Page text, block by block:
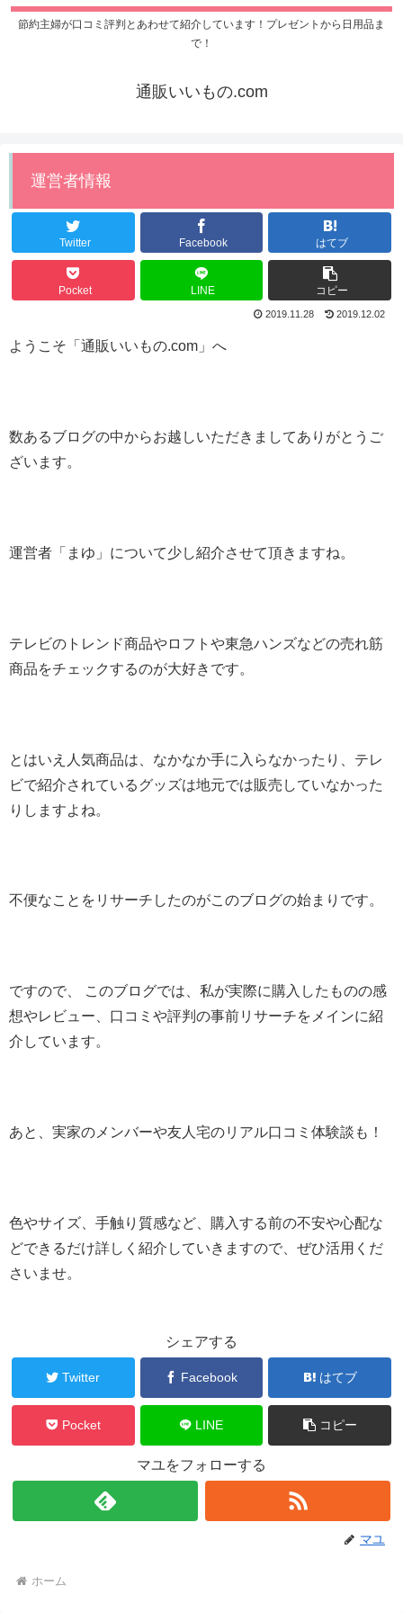
節約主婦が口コミ評判とあわせて紹介しています！プレゼントから日用品ま
で！
通販いいもの.com
運営者情報
Twitter Facebook はてブ
Pocket LINE コピー
2019.11.28 2019.12.02
ようこそ「通販いいもの.com」へ
数あるブログの中からお越しいただきましてありがとうご
ざいます。
運営者「まゆ」について少し紹介させて頂きますね。
テレビのトレンド商品やロフトや東急ハンズなどの売れ筋
商品をチェックするのが大好きです。
とはいえ人気商品は、なかなか手に入らなかったり、テレ
ビで紹介されているグッズは地元では販売していなかった
りしますよね。
不便なことをリサーチしたのがこのブログの始まりです。
ですので、 このブログでは、私が実際に購入したものの感
想やレビュー、口コミや評判の事前リサーチをメインに紹
介しています。
あと、実家のメンバーや友人宅のリアル口コミ体験談も！
色やサイズ、手触り質感など、購入する前の不安や心配な
どできるだけ詳しく紹介していきますので、ぜひ活用くだ
さいませ。
シェアする
Twitter Facebook はてブ
Pocket LINE コピー
マユをフォローする
マユ
ホーム